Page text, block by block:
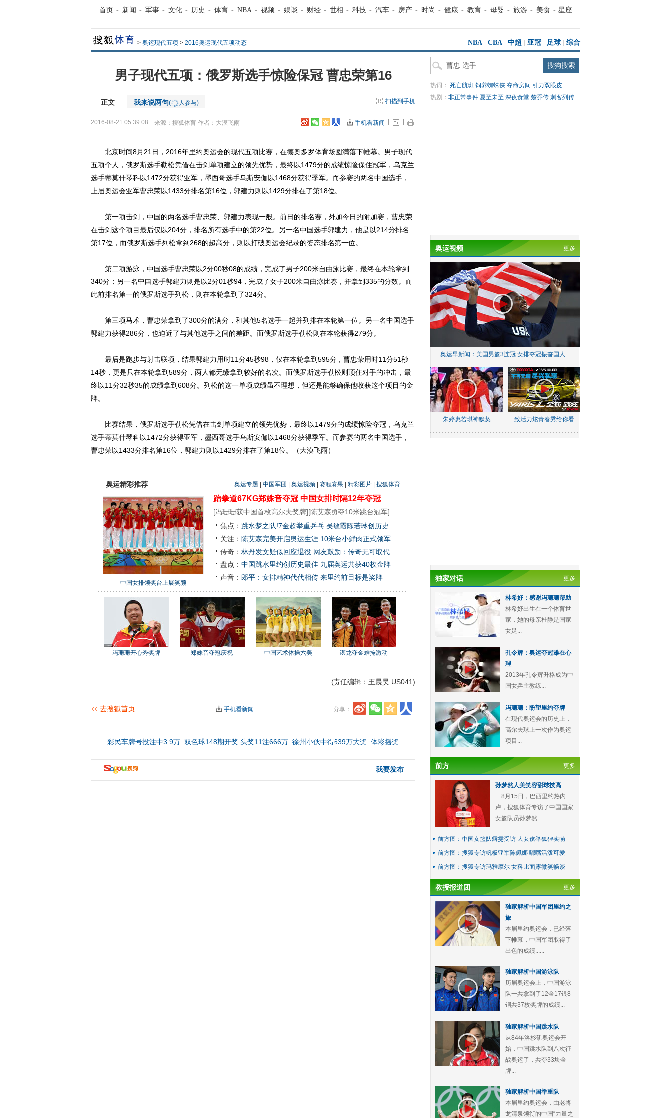
首页 - 新闻 - 军事 - 文化 - 历史 - 体育 - NBA - 视频 - 娱谈 - 财经 - 世相 - 科技 - 汽车 - 房产 - 时尚 - 健康 - 教育 - 母婴 - 旅游 - 美食 - 星座
> 奥运现代五项 > 2016奥运现代五项动态 NBA CBA 中超 亚冠 足球| 综合
男子现代五项：俄罗斯选手惊险保冠 曹忠荣第16
正文 我来说两句( 人参与) 扫描到手机
2016-08-21 05:39:08 来源： 搜狐体育 作者：大漠飞雨 手机看新闻
北京时间8月21日，2016年里约奥运会的现代五项比赛，在德奥多罗体育场圆满落下帷幕。男子现代
五项个人，俄罗斯选手勒松凭借在击剑单项建立的领先优势，最终以1479分的成绩惊险保住冠军，乌克兰
选手蒂莫什琴科以1472分获得亚军，墨西哥选手乌斯安伽以1468分获得季军。而参赛的两名中国选手，
上届奥运会亚军曹忠荣以1433分排名第16位，郭建力则以1429分排在了第18位。
第一项击剑，中国的两名选手曹忠荣、郭建力表现一般。前日的排名赛，外加今日的附加赛，曹忠荣
在击剑这个项目最后仅以204分，排名所有选手中的第22位。另一名中国选手郭建力，他是以214分排名
第17位，而俄罗斯选手列松拿到268的超高分，则以打破奥运会纪录的姿态排名第一位。
第二项游泳，中国选手曹忠荣以2分00秒08的成绩，完成了男子200米自由泳比赛，最终在本轮拿到
340分；另一名中国选手郭建力则是以2分01秒94，完成了女子200米自由泳比赛，并拿到335的分数。而
此前排名第一的俄罗斯选手列松，则在本轮拿到了324分。
第三项马术，曹忠荣拿到了300分的满分，和其他5名选手一起并列排在本轮第一位。另一名中国选手
郭建力获得286分，也迫近了与其他选手之间的差距。而俄罗斯选手勒松则在本轮获得279分。
最后是跑步与射击联项，结果郭建力用时11分45秒98，仅在本轮拿到595分，曹忠荣用时11分51秒
14秒，更是只在本轮拿到589分，两人都无缘拿到较好的名次。而俄罗斯选手勒松则顶住对手的冲击，最
终以11分32秒35的成绩拿到608分。列松的这一单项成绩虽不理想，但还是能够确保他收获这个项目的金
牌。
比赛结果，俄罗斯选手勒松凭借在击剑单项建立的领先优势，最终以1479分的成绩惊险夺冠，乌克兰
选手蒂莫什琴科以1472分获得亚军，墨西哥选手乌斯安伽以1468分获得季军。而参赛的两名中国选手，
曹忠荣以1433分排名第16位，郭建力则以1429分排在了第18位。（大漠飞雨）
奥运精彩推荐 奥运专题 中国军团 奥运视频 赛程赛果 精彩图片 搜狐体育
中国女排领奖台上展笑颜
跆拳道67KG郑姝音夺冠 中国女排时隔12年夺冠
[冯珊珊获中国首枚高尔夫奖牌][陈艾森勇夺10米跳台冠军]
焦点： 跳水梦之队!7金超举重乒乓 吴敏霞陈若琳创历史
关注： 陈艾森完美开启奥运生涯 10米台小鲜肉正式领军
传奇： 林丹发文疑似回应退役 网友鼓励：传奇无可取代
盘点： 中国跳水里约创历史最佳 九届奥运共获40枚金牌
声音： 郎平：女排精神代代相传 来里约前目标是奖牌
冯珊珊开心秀奖牌 郑姝音夺冠庆祝 中国艺术体操六美 谌龙夺金难掩激动
(责任编辑：王晨昊 US041)
分享：
手机看新闻
彩民车牌号投注中3.9万 双色球148期开奖:头奖11注666万 徐州小伙中得639万大奖 体彩摇奖
我要发布
热词： 死亡航班 饲养蜘蛛侠 夺命房间 引力双眼皮
热剧： 非正常事件 夏至未至 深夜食堂 楚乔传 刺客列传
奥运视频 更多
奥运早新闻：美国男篮3连冠 女排夺冠振奋国人
朱婷惠若琪神默契 致活力炫青春秀给你看
独家对话 更多
林希妤：感谢冯珊珊帮助
林希妤出生在一个体育世
家，她的母亲杜静是国家
女足...
孔令辉：奥运夺冠难在心
理
2013年孔令辉升格成为中
国女乒主教练...
冯珊珊：盼望里约夺牌
在现代奥运会的历史上，
高尔夫球上一次作为奥运
项目...
前方 更多
孙梦然人美笑容甜球技高
8月15日，巴西里约热内
卢，搜狐体育专访了中国国家
女篮队员孙梦然……
前方图：中国女篮队露雯受访 大女孩举狐狸卖萌
前方图：搜狐专访帆板亚军陈佩娜 嘟嘴活泼可爱
前方图：搜狐专访玛雅摩尔 女科比面露微笑畅谈
教授报道团 更多
独家解析中国军团里约之
旅
本届里约奥运会，已经落
下帷幕，中国军团取得了
出色的成绩......
独家解析中国游泳队
历届奥运会上，中国游泳
队一共拿到了12金17银8
铜共37枚奖牌的成绩...
独家解析中国跳水队
从84年洛杉矶奥运会开
始，中国跳水队到八次征
战奥运了，共夺33块金
牌...
独家解析中国举重队
本届里约奥运会，由老将
龙清泉领衔的中国“力量之